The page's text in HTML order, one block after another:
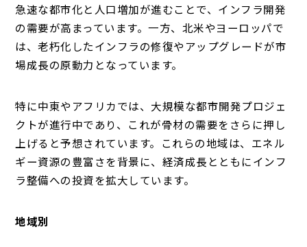
急速な都市化と人口増加が進むことで、インフラ開発
の需要が高まっています。一方、北米やヨーロッパで
は、老朽化したインフラの修復やアップグレードが市
場成長の原動力となっています。
特に中東やアフリカでは、大規模な都市開発プロジェ
クトが進行中であり、これが骨材の需要をさらに押し
上げると予想されています。これらの地域は、エネル
ギー資源の豊富さを背景に、経済成長とともにインフ
ラ整備への投資を拡大しています。
地域別